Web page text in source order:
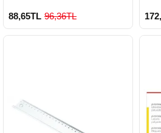
88,65TL 96,36TL